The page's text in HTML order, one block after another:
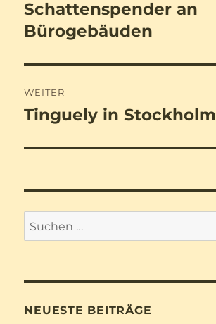
Beitrag:
Schattenspender an
Bürogebäuden
WEITER
Nächster
Tinguely in Stockholm
Suchen
nach:
NEUESTE BEITRÄGE